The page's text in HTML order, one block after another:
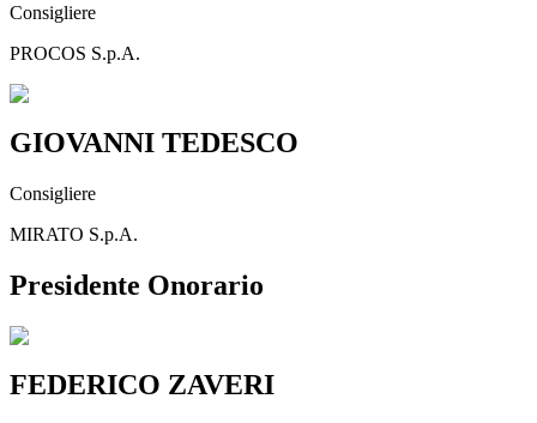
Consigliere
PROCOS S.p.A.
GIOVANNI TEDESCO
Consigliere
MIRATO S.p.A.
Presidente Onorario
FEDERICO ZAVERI